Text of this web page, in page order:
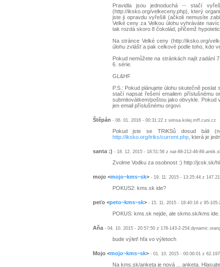
Pravidla jsou jednoduchá -- stačí
(http://iksko.org/velkeceny.php), který
jste ji opravdu vyřešili (ačkoli nemusíte
Velké ceny za Velkou úlohu vyhráváte
tak rozdá skoro 8 čokolád, přičemž
Na stránce Velké ceny (http://iksko.org/
úlohu zvlášť a pak celkové podle toho, kdo
Pokud nemůžete na stránkách najít zadání
6. série.
GL&HF
P.S.: Pokud plánujete úlohu skutečně
stačí napsat řešení emailem příslušnému
submitovátkem/poštou jako obvykle. Pokud
jen email příslušnému orgovi.
Štěpán - 06. 01. 2016 - 00:31:22 z simsa.kolej.mff.cuni.cz
Pokud jste se TRiKSů dosud báli
http://iksko.org/triks/current.php, která je
santa :) - 18. 12. 2015 - 18:51:56 z nat-88-212-46-
Zvolme Vodku za osobnost :) http://jcsk.sk/
mojo<mojo~kms~sk>- 19. 11. 2015 - 13:25:44 z
POKUS2: kms.sk ide?
peťo<peto~kms~sk>- 15. 11. 2015 - 18:40:16 z 95-
POKUS: kms.sk nejde, ale skmo.sk/kms ide.
Aňa - 04. 10. 2015 - 20:57:50 z 178-143-2-
bude výlet! hľa vo výletoch
Mojo<mojo~kms~sk>- 01. 10. 2015 - 00:00:01 z
Na kms.sk/anketa je nová ... anketa.